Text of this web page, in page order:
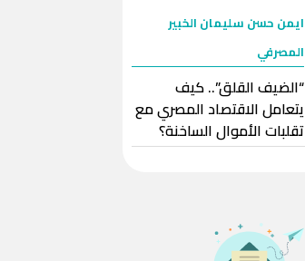
ايمن حسن سليمان الخبير
المصرفي
“الضيف القلق”.. كيف
يتعامل الاقتصاد المصري مع
تقلبات الأموال الساخنة؟